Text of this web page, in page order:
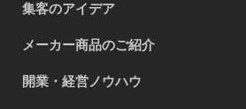
集客のアイデア
メーカー商品のご紹介
開業・経営ノウハウ